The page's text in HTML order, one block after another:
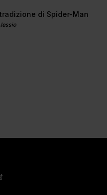
di Spider-Man